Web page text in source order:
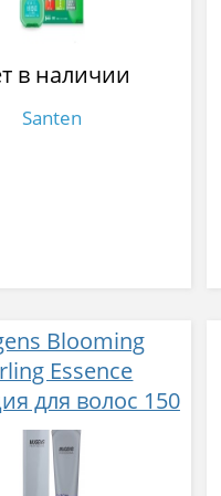
в наличии
Santen
Blooming
Essence
для волос 150
мл